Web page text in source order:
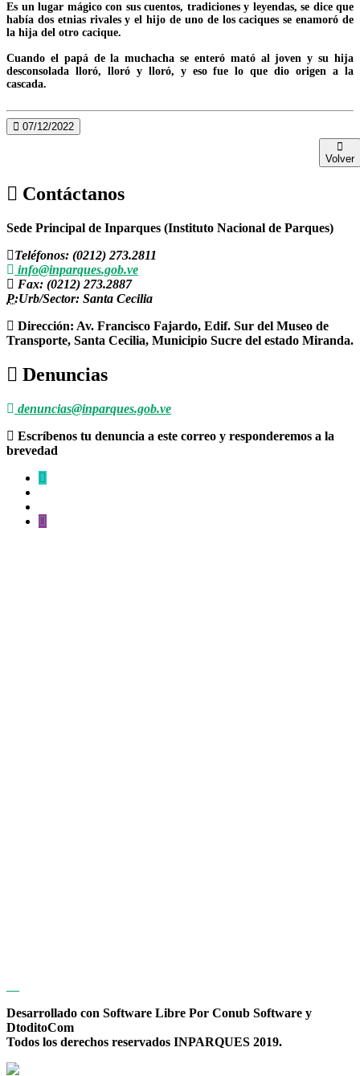
Es un lugar mágico con sus cuentos, tradiciones y leyendas, se dice que
había dos etnias rivales y el hijo de uno de los caciques se enamoró de
la hija del otro cacique.
Cuando el papá de la muchacha se enteró mató al joven y su hija
desconsolada lloró, lloró y lloró, y eso fue lo que dio origen a la
cascada.
07/12/2022
Volver
Contáctanos
Sede Principal de Inparques (Instituto Nacional de Parques)
Teléfonos: (0212) 273.2811
info@inparques.gob.ve
Fax: (0212) 273.2887
P:Urb/Sector: Santa Cecilia
Dirección: Av. Francisco Fajardo, Edif. Sur del Museo de
Transporte, Santa Cecilia, Municipio Sucre del estado Miranda.
Denuncias
denuncias@inparques.gob.ve
Escríbenos tu denuncia a este correo y responderemos a la
brevedad
Desarrollado con Software Libre Por Conub Software y
DtoditoCom
Todos los derechos reservados INPARQUES 2019.